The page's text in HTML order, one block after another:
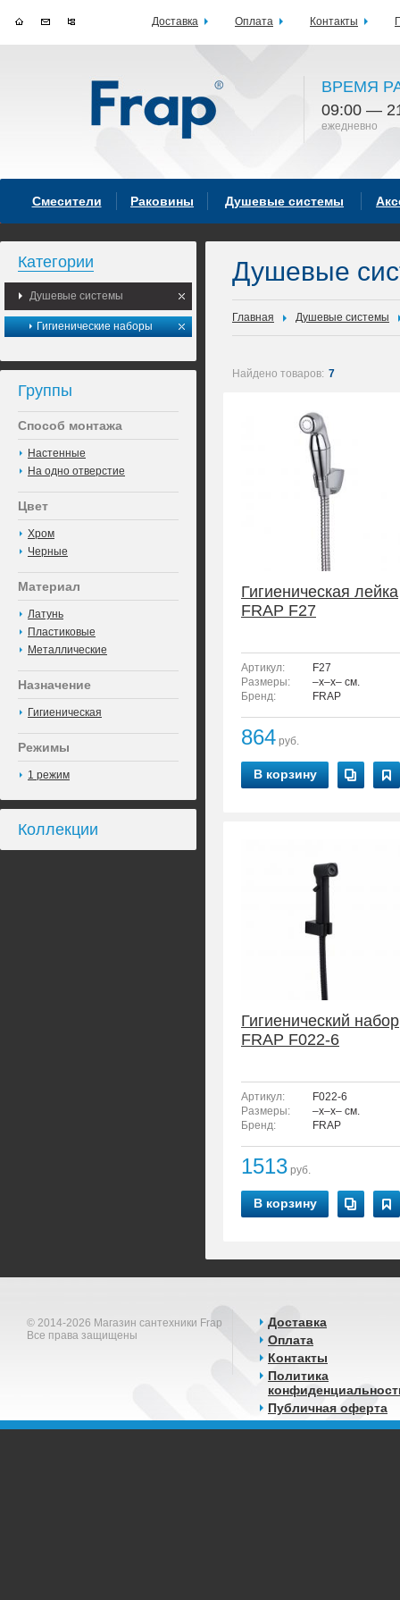
ВРЕМЯ
09:00 —
ежедневно
Смесители Раковины Душевые системы
Категории
Душевые системы
Гигиенические наборы
Группы
Способ монтажа
Настенные
На одно отверстие
Цвет
Хром
Черные
Материал
Латунь
Пластиковые
Металлические
Назначение
Гигиеническая
Режимы
1 режим
Коллекции
Душевые
Главная Душевые системы
Найдено товаров: 7
Гигиеническая лейка
FRAP F27
Артикул:
F27
Размеры:
–x–x– см.
Бренд:
FRAP
864 руб.
В корзину
Гигиенический набор
FRAP F022-6
Артикул:
F022-6
Размеры:
–x–x– см.
Бренд:
FRAP
1513 руб.
В корзину
© 2014-2026 Магазин сантехники Frap
Все права защищены
Доставка
Оплата
Контакты
Политика
Публичная оферта
Доставка Оплата Контакты